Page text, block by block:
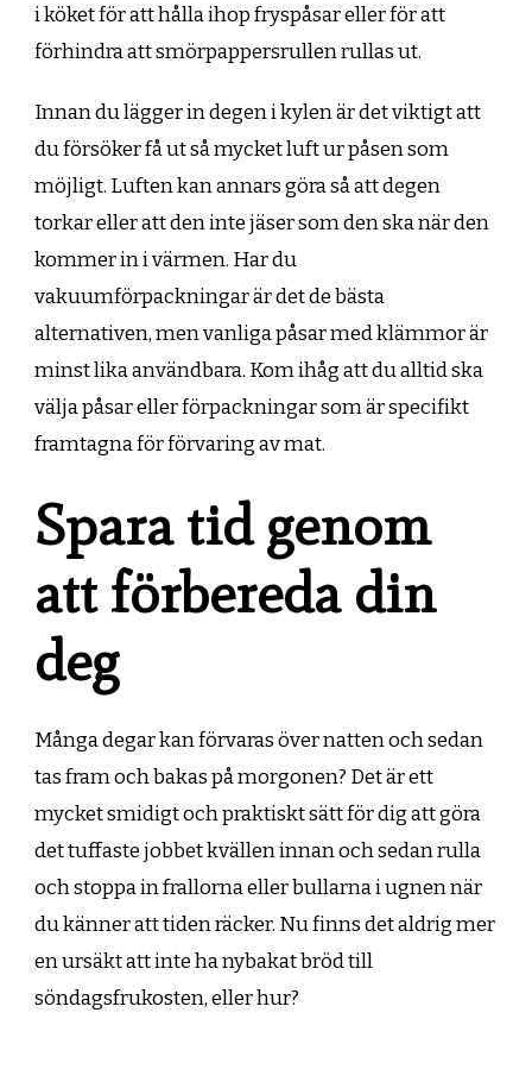
i köket för att hålla ihop fryspåsar eller för att
förhindra att smörpappersrullen rullas ut.
Innan du lägger in degen i kylen är det viktigt att
du försöker få ut så mycket luft ur påsen som
möjligt. Luften kan annars göra så att degen
torkar eller att den inte jäser som den ska när den
kommer in i värmen. Har du
vakuumförpackningar är det de bästa
alternativen, men vanliga påsar med klämmor är
minst lika användbara. Kom ihåg att du alltid ska
välja påsar eller förpackningar som är specifikt
framtagna för förvaring av mat.
Spara tid genom
att förbereda din
deg
Många degar kan förvaras över natten och sedan
tas fram och bakas på morgonen? Det är ett
mycket smidigt och praktiskt sätt för dig att göra
det tuffaste jobbet kvällen innan och sedan rulla
och stoppa in frallorna eller bullarna i ugnen när
du känner att tiden räcker. Nu finns det aldrig mer
en ursäkt att inte ha nybakat bröd till
söndagsfrukosten, eller hur?